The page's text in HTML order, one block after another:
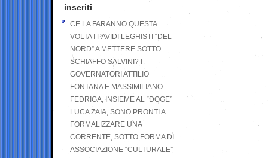
inseriti
CE LA FARANNO QUESTA
VOLTA I PAVIDI LEGHISTI “DEL
NORD” A METTERE SOTTO
SCHIAFFO SALVINI? I
GOVERNATORI ATTILIO
FONTANA E MASSIMILIANO
FEDRIGA, INSIEME AL “DOGE”
LUCA ZAIA, SONO PRONTI A
FORMALIZZARE UNA
CORRENTE, SOTTO FORMA DI
ASSOCIAZIONE “CULTURALE”